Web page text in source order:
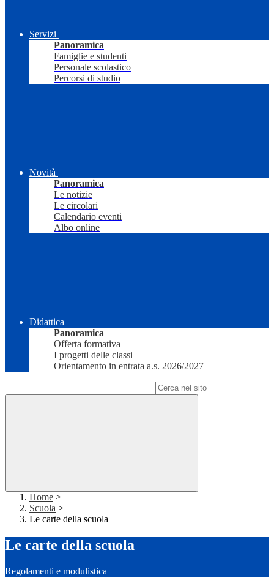
Servizi
Panoramica
Famiglie e studenti
Personale scolastico
Percorsi di studio
Novità
Panoramica
Le notizie
Le circolari
Calendario eventi
Albo online
Didattica
Panoramica
Offerta formativa
I progetti delle classi
Orientamento in entrata a.s. 2026/2027
Home >
Scuola >
Le carte della scuola
Le carte della scuola
Regolamenti e modulistica